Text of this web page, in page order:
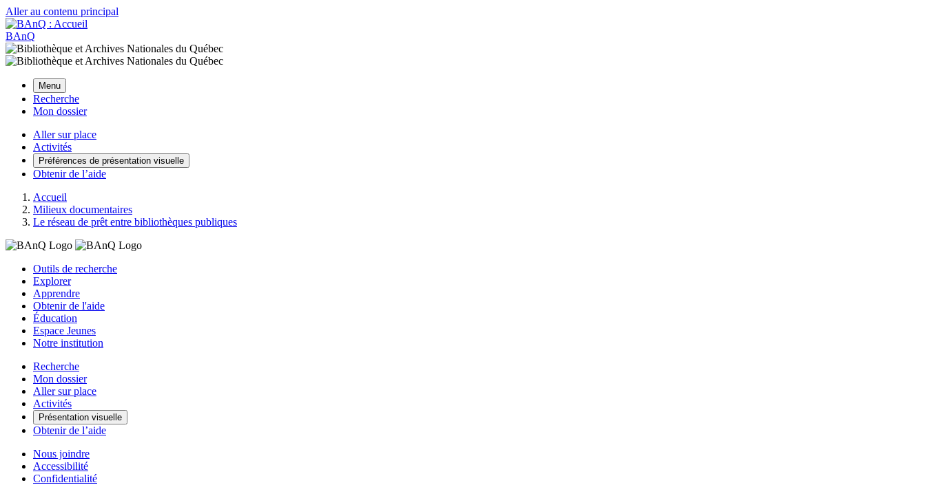
Aller au contenu principal
BAnQ
Menu
Recherche
Mon dossier
Aller sur place
Activités
Préférences de présentation visuelle
Obtenir de l’aide
Accueil
Milieux documentaires
Le réseau de prêt entre bibliothèques publiques
Outils de recherche
Explorer
Apprendre
Obtenir de l'aide
Éducation
Espace Jeunes
Notre institution
Recherche
Mon dossier
Aller sur place
Activités
Présentation visuelle
Obtenir de l’aide
Nous joindre
Accessibilité
Confidentialité